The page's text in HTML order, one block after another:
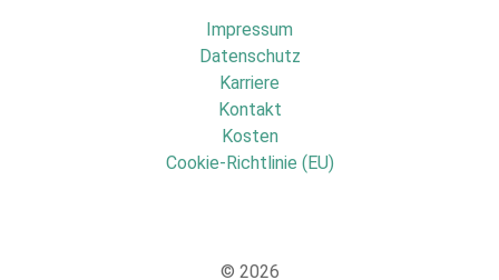
Impressum
Datenschutz
Karriere
Kontakt
Kosten
Cookie-Richtlinie (EU)
© 2026